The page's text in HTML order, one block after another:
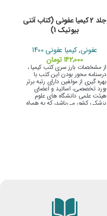
جلد 2 کیمیا عفونی (کتاب آنتی
بیوتیک 1)
عفونی,کیمیا عفونی 1400
۱۴۲,۰۰۰تومان
از مشخصات بارز سری کتب کیمیا ،
درسنامه محور بودن این کتب با
بهره گیری از مولفین دارای رتبه برتر
بورد تخصصی، اساتید و اعضای
هیئت علمی دانشگاه های علوم
پزشکی کشور می‌باشد،که به همراه